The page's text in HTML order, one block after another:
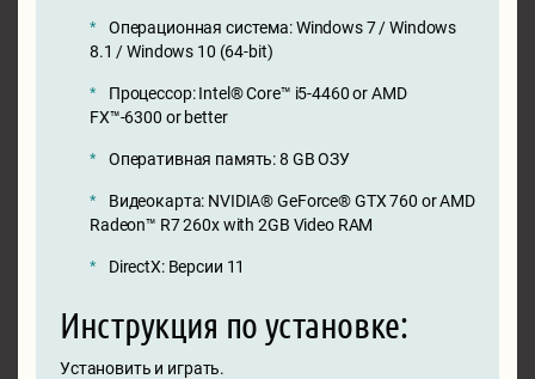
Операционная система: Windows 7 / Windows
8.1 / Windows 10 (64-bit)
Процессор: Intel® Core™ i5-4460 or AMD
FX™-6300 or better
Оперативная память: 8 GB ОЗУ
Видеокарта: NVIDIA® GeForce® GTX 760 or AMD
Radeon™ R7 260x with 2GB Video RAM
DirectX: Версии 11
Инструкция по установке:
Установить и играть.